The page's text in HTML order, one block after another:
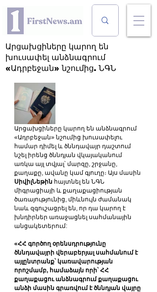
Արցախցիները կարող են
խուսափել անձնագրում
«Ադրբեջան» նշումից. ՆԳՆ
Արցախցիները կարող են անձնագրում
«Ադրբեջան» նշումից խուսափելու
համար դիմել և ծննդավայր դաշտում
նշել իրենց ծննդյան վկայականում
առկա այլ տվյալ՝ մարզը, շրջանը,
քաղաքը, ավանը կամ գյուղը։ Այս մասին
ՍիվիլՆեթին հայտնել են ՆԳՆ
միգրացիայի և քաղաքացիության
ծառայությունից, միևնույն ժամանակ
նաև զգուշացրել են, որ դա կարող է
խնդիրներ առաջացնել սահմանային
անցակետերում:
«ՀՀ գործող օրենսդրությունը
ծննդավայրի վերաբերյալ սահմանում է
այլընտրանք՝ կառավարության
որոշմամբ, համաձայն որի՝ ՀՀ
քաղաքացու անձնագրում քաղաքացու
անձի մասին գրառվում է ծննդյան վայրը